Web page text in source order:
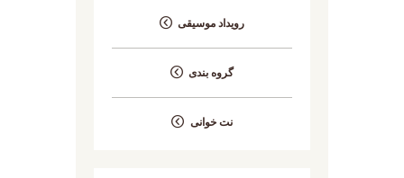
رویداد موسیقی
گروه بندی
نت خوانی